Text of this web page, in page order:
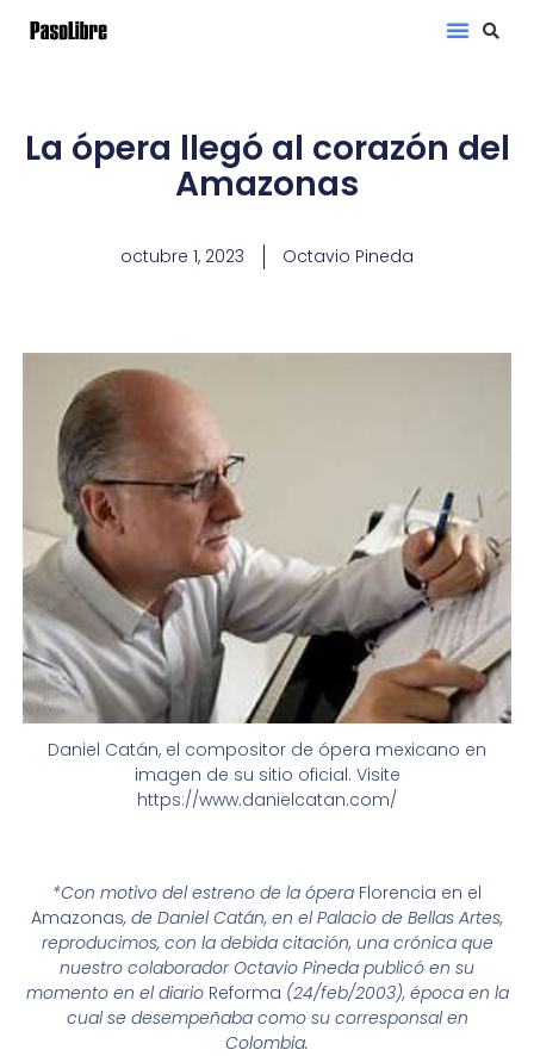
La ópera llegó al corazón del
Amazonas
octubre 1, 2023 Octavio Pineda
Daniel Catán, el compositor de ópera mexicano en
imagen de su sitio oficial. Visite
https://www.danielcatan.com/
*Con motivo del estreno de la ópera Florencia en el
Amazonas, de Daniel Catán, en el Palacio de Bellas Artes,
reproducimos, con la debida citación, una crónica que
nuestro colaborador Octavio Pineda publicó en su
momento en el diario Reforma (24/feb/2003), época en la
cual se desempeñaba como su corresponsal en
Colombia.